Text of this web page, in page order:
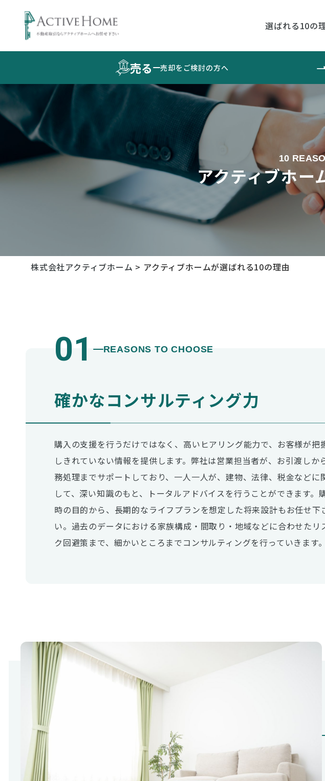
選ばれる10の
売る 売却をご検討の方へ
10
アクティブホー
株式会社アクティブホーム > アクティブホームが選ばれる10の理由
01 REASONS TO CHOOSE
確かなコンサルティング力
購入の支援を行うだけではなく、高いヒアリング能力で、お客様が把
しきれていない情報を提供します。弊社は営業担当者が、お引渡しか
務処理までサポートしており、一人一人が、建物、法律、税金などに
して、深い知識のもと、トータルアドバイスを行うことができます。
時の目的から、長期的なライフプランを想定した将来設計もお任せ下
い。過去のデータにおける家族構成・間取り・地域などに合わせたリ
ク回避策まで、細かいところまでコンサルティングを行っていきます。